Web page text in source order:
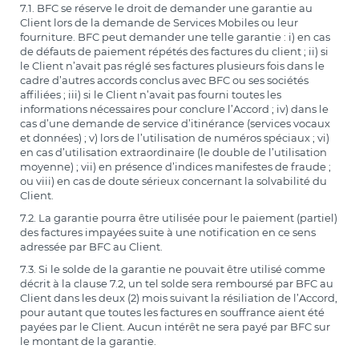
7.1. BFC se réserve le droit de demander une garantie au
Client lors de la demande de Services Mobiles ou leur
fourniture. BFC peut demander une telle garantie : i) en cas
de défauts de paiement répétés des factures du client ; ii) si
le Client n’avait pas réglé ses factures plusieurs fois dans le
cadre d’autres accords conclus avec BFC ou ses sociétés
affiliées ; iii) si le Client n’avait pas fourni toutes les
informations nécessaires pour conclure l’Accord ; iv) dans le
cas d’une demande de service d’itinérance (services vocaux
et données) ; v) lors de l’utilisation de numéros spéciaux ; vi)
en cas d’utilisation extraordinaire (le double de l’utilisation
moyenne) ; vii) en présence d’indices manifestes de fraude ;
ou viii) en cas de doute sérieux concernant la solvabilité du
Client.
7.2. La garantie pourra être utilisée pour le paiement (partiel)
des factures impayées suite à une notification en ce sens
adressée par BFC au Client.
7.3. Si le solde de la garantie ne pouvait être utilisé comme
décrit à la clause 7.2, un tel solde sera remboursé par BFC au
Client dans les deux (2) mois suivant la résiliation de l’Accord,
pour autant que toutes les factures en souffrance aient été
payées par le Client. Aucun intérêt ne sera payé par BFC sur
le montant de la garantie.